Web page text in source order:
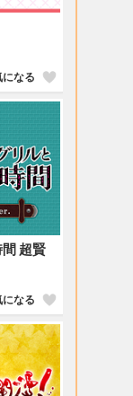
になる
超賢
になる